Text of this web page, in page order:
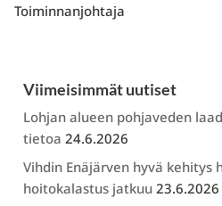
Toiminnanjohtaja
Viimeisimmät uutiset
Lohjan alueen pohjaveden
tietoa 24.6.2026
Vihdin Enäjärven hyvä kehitys
hoitokalastus jatkuu 23.6.2026